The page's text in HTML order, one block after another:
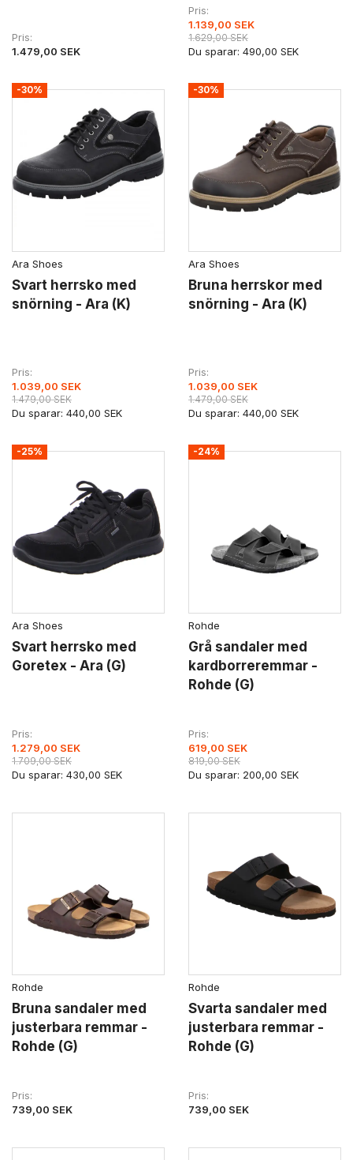
Pris
1.479,00 SEK
Pris
1.139,00 SEK
1.629,00 SEK
Du sparar: 490,00 SEK
-30%
Ara Shoes
Svart herrsko med
snörning - Ara (K)
Pris
1.039,00 SEK
1.479,00 SEK
Du sparar: 440,00 SEK
-30%
Ara Shoes
Bruna herrskor med
snörning - Ara (K)
Pris
1.039,00 SEK
1.479,00 SEK
Du sparar: 440,00 SEK
-25%
Ara Shoes
Svart herrsko med
Goretex - Ara (G)
Pris
1.279,00 SEK
1.709,00 SEK
Du sparar: 430,00 SEK
-24%
Rohde
Grå sandaler med
kardborreremmar -
Rohde (G)
Pris
619,00 SEK
819,00 SEK
Du sparar: 200,00 SEK
Rohde
Bruna sandaler med
justerbara remmar -
Rohde (G)
Pris
739,00 SEK
Rohde
Svarta sandaler med
justerbara remmar -
Rohde (G)
Pris
739,00 SEK